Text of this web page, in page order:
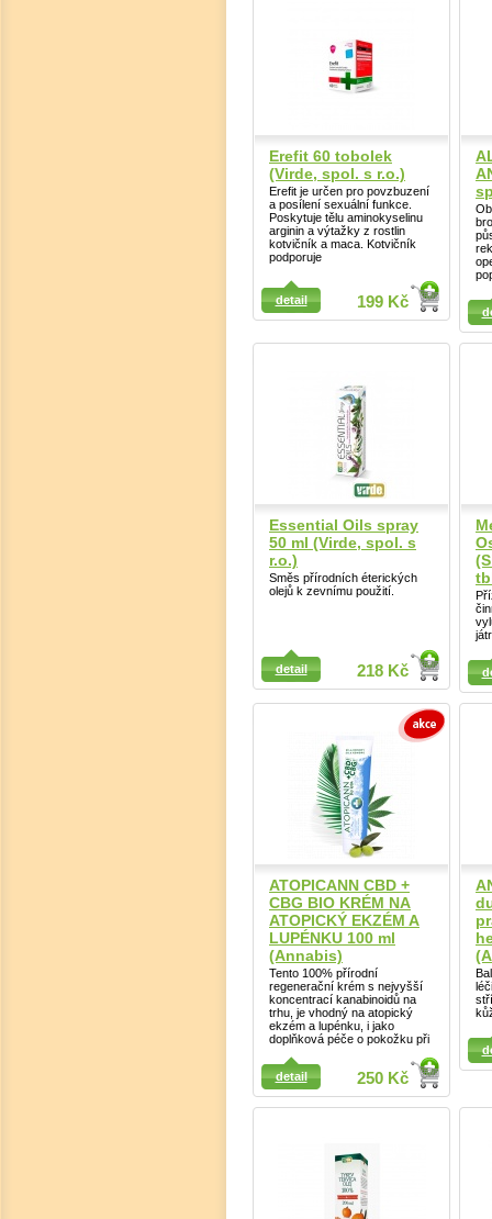
Erefit 60 tobolek
(Virde, spol. s r.o.)
Erefit je určen pro povzbuzení
a posílení sexuální funkce.
Poskytuje tělu aminokyselinu
arginin a výtažky z rostlin
kotvičník a maca. Kotvičník
podporuje
199 Kč
detail
Detail
Essential Oils spray
50 ml (Virde, spol. s
r.o.)
Směs přírodních éterických
olejů k zevnímu použití.
218 Kč
detail
Detail
ATOPICANN CBD +
CBG BIO KRÉM NA
ATOPICKÝ EKZÉM A
LUPÉNKU 100 ml
(Annabis)
Tento 100% přírodní
regenerační krém s nejvyšší
koncentrací kanabinoidů na
trhu, je vhodný na atopický
ekzém a lupénku, i jako
doplňková péče o pokožku při
250 Kč
detail
Detail